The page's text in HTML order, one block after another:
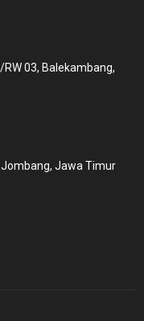
RW 03, Balekambang,
Jombang, Jawa Timur